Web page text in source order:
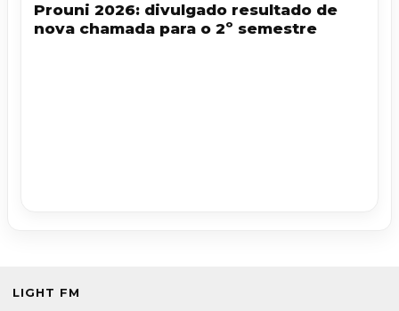
Prouni 2026: divulgado resultado de
nova chamada para o 2º semestre
LIGHT FM